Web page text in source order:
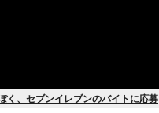
く、セブンイレブンのバイトに応募